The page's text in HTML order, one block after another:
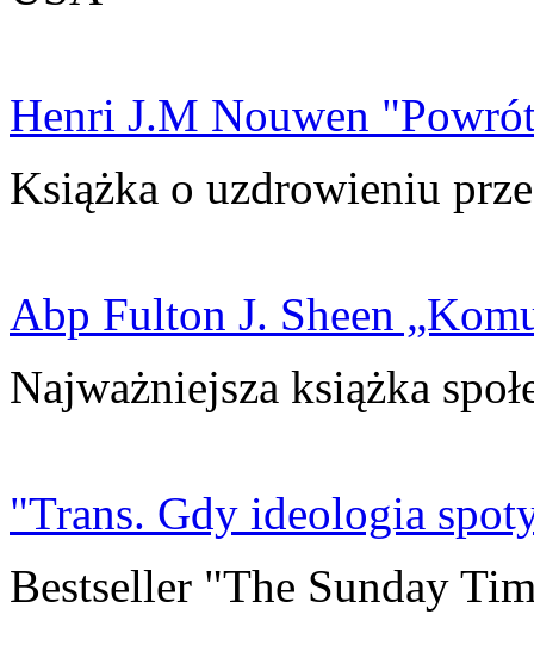
Henri J.M Nouwen
Książka o uzdrowieniu
Abp Fulton J. Sheen
Najważniejsza książka
"Trans. Gdy ideologia
Bestseller "The Sunday